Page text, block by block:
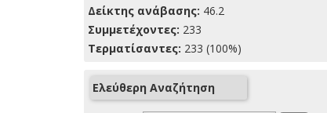
Δείκτης ανάβασης: 46.2
Συμμετέχοντες: 233
Τερματίσαντες: 233 (100%)
Ελεύθερη Αναζήτηση